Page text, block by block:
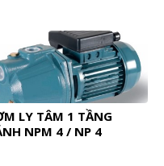
LY TÂM 1 TẦNG
NPM 4 / NP 4